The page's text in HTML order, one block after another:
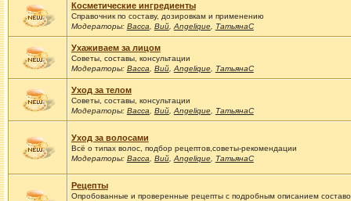
Косметические ингредиенты
Справочник по составу, дозировкам и применению
Модераторы: Васса Вий, Angelique, ТатьянаС
Ухаживаем за лицом
Советы, составы, консультации
Модераторы: Васса Вий, Angelique, ТатьянаС
Уход за телом
Советы, составы, консультации
Модераторы: Васса Вий, Angelique, ТатьянаС
Уход за волосами
Всё о типах волос, подбор рецептов,советы-рекомендации
Модераторы: Васса Вий, Angelique, ТатьянаС
Рецепты
Опробованные и проверенные рецепты с подробным описанием